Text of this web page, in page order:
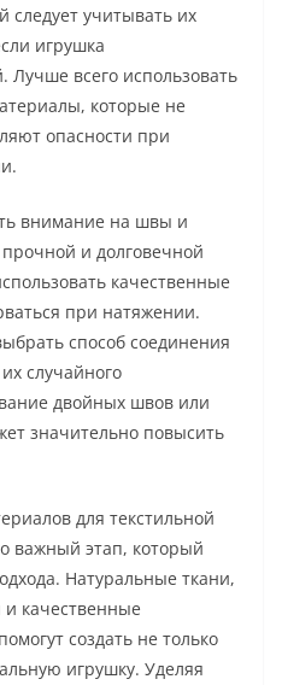
следует учитывать их
игрушка
Лучше всего использовать
которые не
опасности при
внимание на швы и
и долговечной
качественные
при натяжении.
способ соединения
случайного
двойных швов или
значительно повысить
для текстильной
важный этап, который
Натуральные ткани,
качественные
создать не только
игрушку. Уделяя